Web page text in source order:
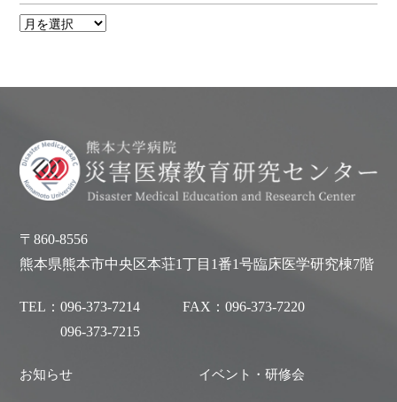
〒860-8556
熊本県熊本市中央区本荘1丁目1番1号臨床医学研究棟7階
TEL：096-373-7214
096-373-7215
FAX：096-373-7220
お知らせ イベント・研修会